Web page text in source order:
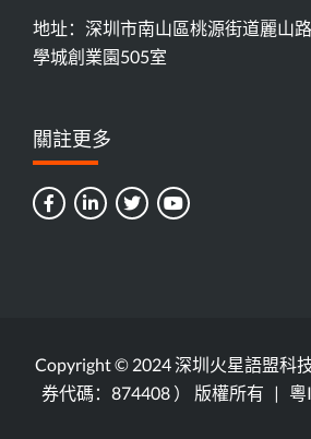
地址：深圳市南山區桃源街道麗山
學城創業園505室
關註更多
Copyright © 2024 深圳火星語盟科
券代碼：874408 ） 版權所有 |